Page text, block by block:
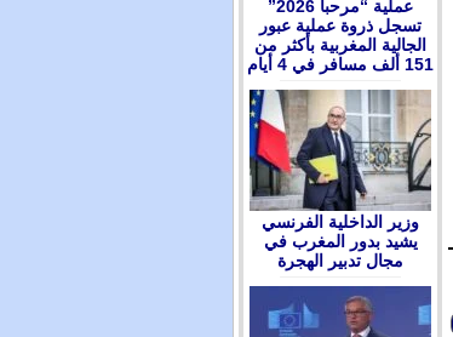
عملية “مرحبا 2026”
تسجل ذروة عملية عبور
الجالية المغربية بأكثر من
151 ألف مسافر في 4 أيام
وزير الداخلية الفرنسي
يشيد بدور المغرب في
مجال تدبير الهجرة